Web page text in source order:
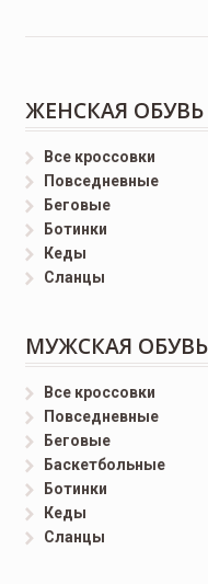
ЖЕНСКАЯ ОБУВЬ
Все кроссовки
Повседневные
Беговые
Ботинки
Кеды
Сланцы
МУЖСКАЯ ОБУВЬ
Все кроссовки
Повседневные
Беговые
Баскетбольные
Ботинки
Кеды
Сланцы